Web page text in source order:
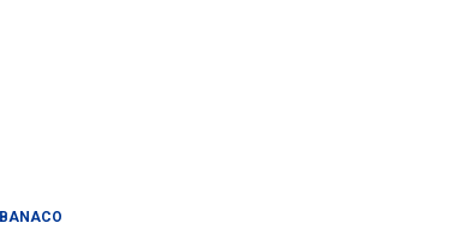
BANACO